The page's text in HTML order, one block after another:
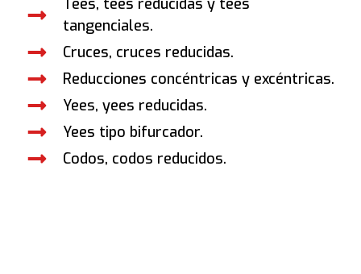
tangenciales.
Cruces, cruces reducidas.
Reducciones concéntricas y excéntricas.
Yees, yees reducidas.
Yees tipo bifurcador.
Codos, codos reducidos.